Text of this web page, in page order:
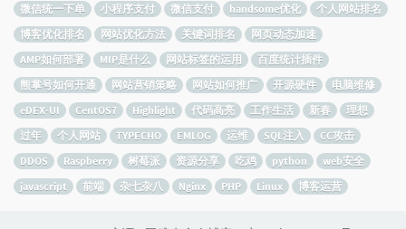
微信统一下单
小程序支付 微信支付 handsome优化
个人网站排名
博客优化排名
网站优化方法 关键词排名
网页动态加速
AMP如何部署
MIP是什么 网站标签的运用
百度统计插件
熊掌号如何开通
网站营销策略 网站如何推广 开源硬件
电脑维修
eDEX-UI
CentOS7 Highlight 代码高亮 工作生活 新春
理想
过年
个人网站 TYPECHO EMLOG 运维 SQL注入
CC攻击
DDOS
Raspberry 树莓派 资源分享 吃鸡 python
web安全
javascript
前端 杂七杂八 Nginx PHP Linux 博客运营